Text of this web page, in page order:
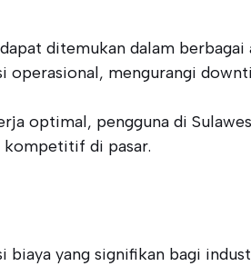
ditemukan dalam
mengurangi
optimal, pengguna di
kompetitif di pasar.
yang signifikan bagi